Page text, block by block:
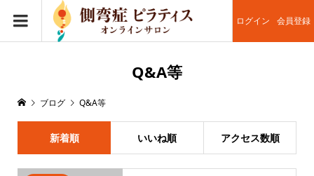
ログイン 会員登録
Q&A等
ブログ Q&A等
新着順 いいね順 アクセス数順